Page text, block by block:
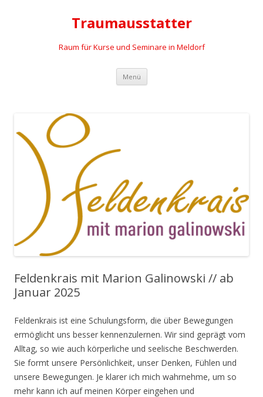
Traumausstatter
Raum für Kurse und Seminare in Meldorf
Menü Springe
Inhalt
Feldenkrais mit Marion Galinowski // ab
Januar 2025
Feldenkrais ist eine Schulungsform, die über Bewegungen
ermöglicht uns besser kennenzulernen. Wir sind geprägt vom
Alltag, so wie auch körperliche und seelische Beschwerden.
Sie formt unsere Persönlichkeit, unser Denken, Fühlen und
unsere Bewegungen. Je klarer ich mich wahrnehme, um so
mehr kann ich auf meinen Körper eingehen und